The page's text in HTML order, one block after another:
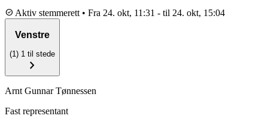
check_circle Aktiv stemmerett • Fra 24. okt, 11:31 - til 24. okt, 15:04
Venstre
(1) 1 til stede
chevron_right
Arnt Gunnar Tønnessen
Fast representant